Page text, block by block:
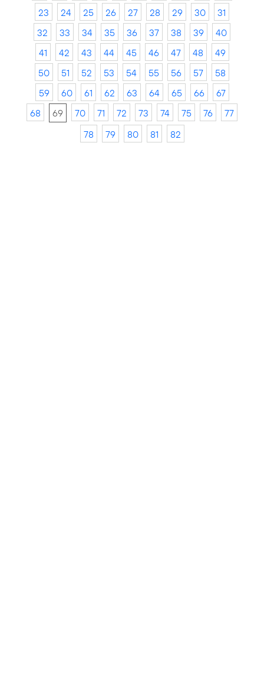
23
24 25 26 27 28 29 30
31
32
33 34 35 36 37 38 39
40
41
42 43 44 45 46 47 48
49
50
51 52 53 54 55 56 57
58
59
60 61 62 63 64 65 66
67
68
69 70 71 72 73 74 75 76
77
78
79 80 81 82